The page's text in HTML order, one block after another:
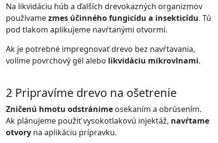
Na likvidáciu húb a ďalších drevokazných organizmov
používamezmes účinného fungicídu a insekticídu. Tú
pod tlakom aplikujeme navŕtanými otvormi.
Ak je potrebné impregnovať drevo bez navŕtavania,
volíme povrchový gél alebo likvidáciu mikrovlnami.
2 Pripravíme drevo na ošetrenie
Zničenú hmotu odstránime osekaním a obrúsením.
Ak plánujeme použiť vysokotlakovú injektáž, navŕtame
otvory na aplikáciu prípravku.